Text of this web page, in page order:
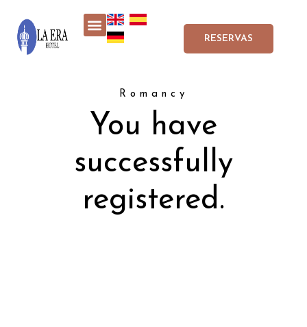
RESERVAS
Romancy
You have
successfully
registered.